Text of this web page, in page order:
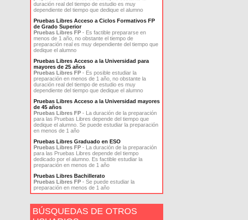
duración real del tiempo de estudio es muy
dependiente del tiempo que dedique el alumno
Pruebas Libres Acceso a Ciclos Formativos FP
de Grado Superior
Pruebas Libres FP - Es factible prepararse en
menos de 1 año, no obstante el tiempo de
preparación real es muy dependiente del tiempo que
dedique el alumno
Pruebas Libres Acceso a la Universidad para
mayores de 25 años
Pruebas Libres FP - Es posible estudiar la
preparación en menos de 1 año, no obstante la
duración real del tiempo de estudio es muy
dependiente del tiempo que dedique el alumno
Pruebas Libres Acceso a la Universidad mayores
de 45 años
Pruebas Libres FP - La duración de la preparación
para las Pruebas Libres depende del tiempo que
dedique el alumno. Se puede estudiar la preparación
en menos de 1 año
Pruebas Libres Graduado en ESO
Pruebas Libres FP - La duración de la preparación
para las Pruebas Libres depende del tiempo
dedicado por el alumno. Es factible estudiar la
preparación en menos de 1 año
Pruebas Libres Bachillerato
Pruebas Libres FP - Se puede estudiar la
preparación en menos de 1 año
BÚSQUEDAS DE OTROS